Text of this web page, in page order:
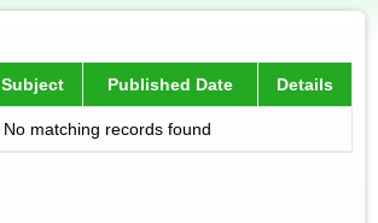
Subject Published Date Details
No matching records found